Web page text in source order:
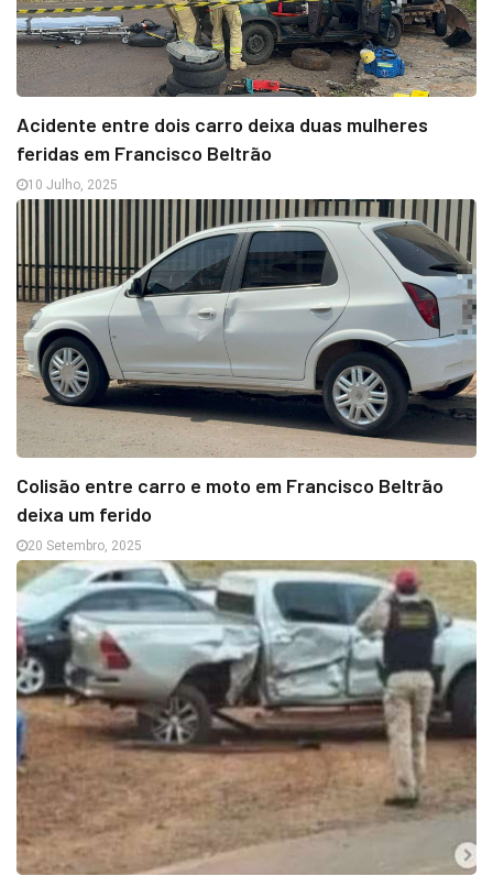
Acidente entre dois carro deixa duas mulheres
feridas em Francisco Beltrão
10 Julho, 2025
Colisão entre carro e moto em Francisco Beltrão
deixa um ferido
20 Setembro, 2025